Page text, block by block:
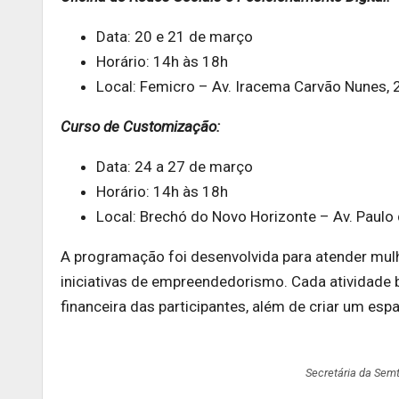
Data: 20 e 21 de março
Horário: 14h às 18h
Local: Femicro – Av. Iracema Carvão Nunes,
Curso de Customização:
Data: 24 a 27 de março
Horário: 14h às 18h
Local: Brechó do Novo Horizonte – Av.
A programação foi desenvolvida para atender
iniciativas de empreendedorismo. Cada
financeira das participantes, além de criar um
Secretária da